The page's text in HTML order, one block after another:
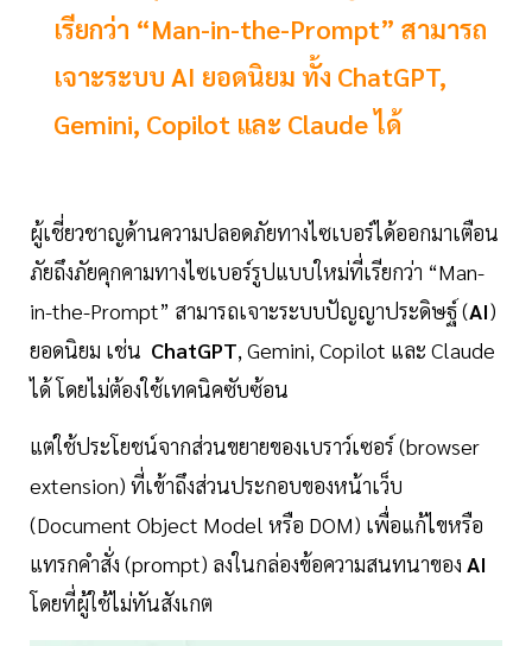
เรียกว่า “Man-in-the-Prompt” สามารถ
เจาะระบบ AI ยอดนิยม ทั้ง ChatGPT,
Gemini, Copilot และ Claude ได้
ผู้เชี่ยวชาญด้านความปลอดภัยทางไซเบอร์ได้ออกมาเตือน
ภัยถึงภัยคุกคามทางไซเบอร์รูปแบบใหม่ที่เรียกว่า “Man-
in-the-Prompt” สามารถเจาะระบบปัญญาประดิษฐ์ (AI)
ยอดนิยม เช่น ChatGPT, Gemini, Copilot และ Claude
ได้ โดยไม่ต้องใช้เทคนิคซับซ้อน
แต่ใช้ประโยชน์จากส่วนขยายของเบราว์เซอร์ (browser
extension) ที่เข้าถึงส่วนประกอบของหน้าเว็บ
(Document Object Model หรือ DOM) เพื่อแก้ไขหรือ
แทรกคำสั่ง (prompt) ลงในกล่องข้อความสนทนาของ AI
โดยที่ผู้ใช้ไม่ทันสังเกต